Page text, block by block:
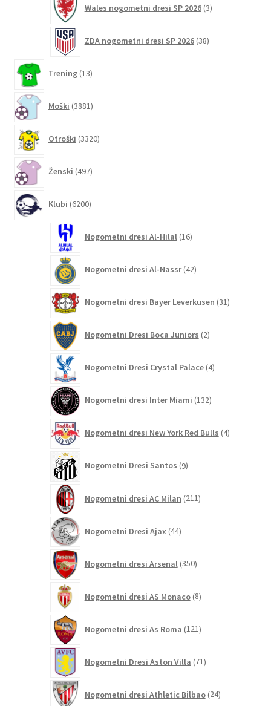
Wales nogometni dresi SP 2026 3izdelki
ZDA nogometni dresi SP 2026 38izdelkov
Trening 13izdelkov
Moški 3881izdelkov
Otroški 3320izdelkov
Ženski 497izdelkov
Klubi 6200izdelkov
Nogometni dresi Al-Hilal 16izdelkov
Nogometni dresi Al-Nassr 42izdelkov
Nogometni dresi Bayer Leverkusen 31izdelkov
Nogometni Dresi Boca Juniors 2izdelka
Nogometni Dresi Crystal Palace 4izdelki
Nogometni dresi Inter Miami 132izdelkov
Nogometni dresi New York Red Bulls 4izdelki
Nogometni Dresi Santos 9izdelkov
Nogometni dresi AC Milan 211izdelkov
Nogometni Dresi Ajax 44izdelkov
Nogometni dresi Arsenal 350izdelkov
Nogometni dresi AS Monaco 8izdelkov
Nogometni dresi As Roma 121izdelkov
Nogometni Dresi Aston Villa 71izdelkov
Nogometni dresi Athletic Bilbao 24izdelkov